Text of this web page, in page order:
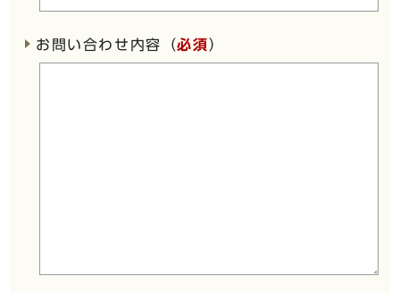
お問い合わせ内容（必須）